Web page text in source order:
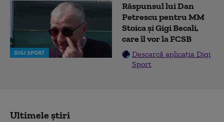
DIGI SPORT
Răspunsul lui Dan
Petrescu pentru MM
Stoica și Gigi Becali,
care îl vor la FCSB
Descarcă aplicația Digi
Sport
Ultimele știri